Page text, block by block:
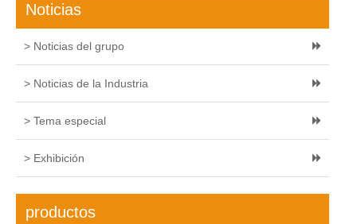
Noticias
> Noticias del grupo
> Noticias de la Industria
> Tema especial
> Exhibición
productos